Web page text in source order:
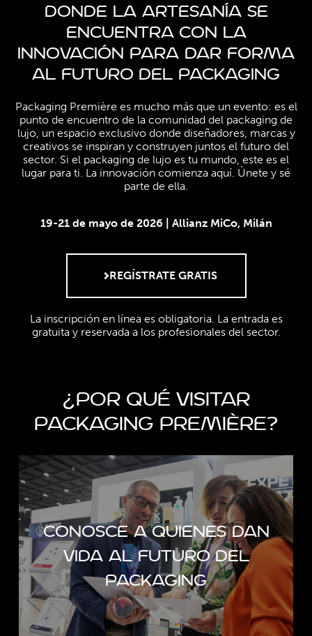
DONDE LA ARTESANÍA SE
ENCUENTRA CON LA
INNOVACIÓN PARA DAR FORMA
AL FUTURO DEL PACKAGING
Packaging Première es mucho más que un evento: es el
punto de encuentro de la comunidad del packaging de
lujo, un espacio exclusivo donde diseñadores, marcas y
creativos se inspiran y construyen juntos el futuro del
sector. Si el packaging de lujo es tu mundo, este es el
lugar para ti. La innovación comienza aquí. Únete y sé
parte de ella.
19-21 de mayo de 2026 | Allianz MiCo, Milán
REGÍSTRATE GRATIS
La inscripción en línea es obligatoria. La entrada es
gratuita y reservada a los profesionales del sector.
¿POR QUÉ VISITAR
PACKAGING PREMIÈRE?
CONOSCE A QUIENES DAN
VIDA AL FUTURO DEL
PACKAGING
Más de 300
proveedores de
packaging
seleccionados.
La artesanía y la tecnología se unen
para dar vida a un packaging único: el
tuyo.